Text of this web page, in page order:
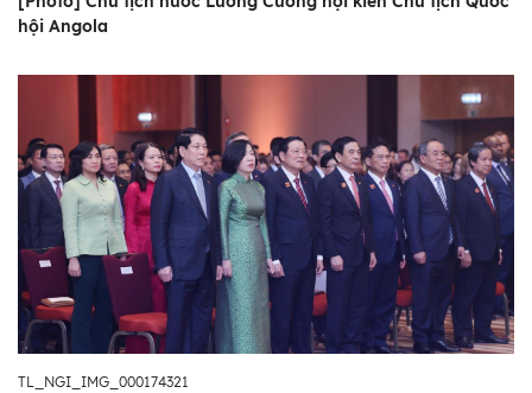
hội Angola
TL_NGI_IMG_000174321